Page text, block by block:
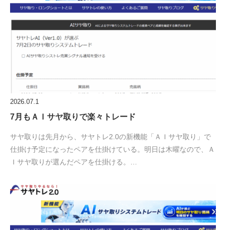
2026.07.1
7月もＡＩサヤ取りで楽々トレード
サヤ取りは先月から、サヤトレ2.0の新機能「ＡＩサヤ取り」で
仕掛け予定になったペアを仕掛けている。明日は木曜なので、Ａ
Ｉサヤ取りが選んだペアを仕掛ける。…